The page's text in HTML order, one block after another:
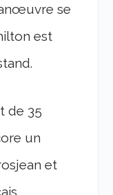
se
est
de 35
un
et